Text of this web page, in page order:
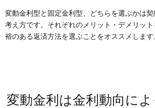
変動金利型と固定金利型、どちらを選ぶかは
考え方です。それぞれのメリット・デメリッ
裕のある返済方法を選ぶことをオススメします
変動金利は金利動向に